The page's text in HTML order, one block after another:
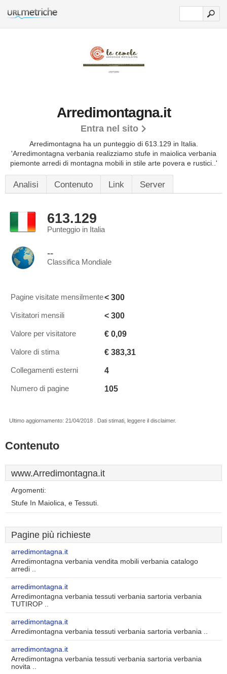
Arredimontagna.it
Entra nel sito
Arredimontagna ha un punteggio di 613.129 in Italia.
'Arredimontagna verbania realizziamo stufe in maiolica verbania
piemonte arredi di montagna mobili in stile arte povera e rustici..'
Analisi Contenuto Link Server
613.129
Punteggio in Italia
--
Classifica Mondiale
Pagine visitate mensilmente< 300
Visitatori mensili < 300
Valore per visitatore € 0,09
Valore di stima € 383,31
Collegamenti esterni 4
Numero di pagine 105
Ultimo aggiornamento: 21/04/2018 . Dati stimati, leggere il disclaimer.
Contenuto
www.Arredimontagna.it
Argomenti:
Stufe In Maiolica, e Tessuti.
Pagine più richieste
arredimontagna.it
Arredimontagna verbania vendita mobili verbania catalogo
arredi ..
arredimontagna.it
Arredimontagna verbania tessuti verbania sartoria verbania
TUTIROP ..
arredimontagna.it
Arredimontagna verbania tessuti verbania sartoria verbania ..
arredimontagna.it
Arredimontagna verbania tessuti verbania sartoria verbania
novita ..